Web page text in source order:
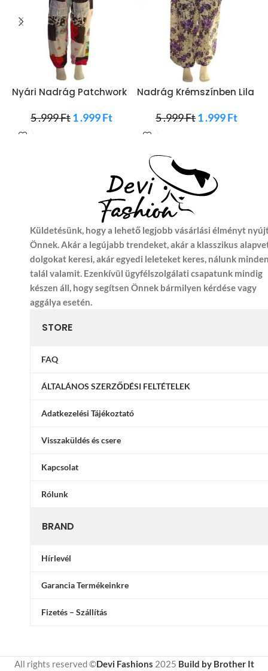
Nyári Nadrág Patchwork
5 .999Ft1 .999Ft
Nadrág Krémszínben Lila
5 .999Ft1 .999Ft
Küldetésünk, hogy a lehető legjobb vásárlási élményt
Önnek. Akár a legújabb trendeket, akár a klasszikus
dolgokat keresi, akár egyedi leleteket keres, nálunk
talál valamit. Ezenkívül ügyfélszolgálati csapatunk mindig
készen áll, hogy segítsen Önnek bármilyen kérdése vagy
aggálya esetén.
STORE
FAQ
ÁLTALÁNOS SZERZŐDÉSI FELTÉTELEK
Adatkezelési Tájékoztató
Visszaküldés és csere
Kapcsolat
Rólunk
BRAND
Hírlevél
Garancia Termékeinkre
Fizetés – Szállítás
All rights reserved ©Devi Fashions 2025 Build by Brother It